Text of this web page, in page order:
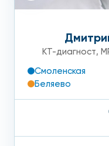
КТ-диагност,
Смоленская
Беляево